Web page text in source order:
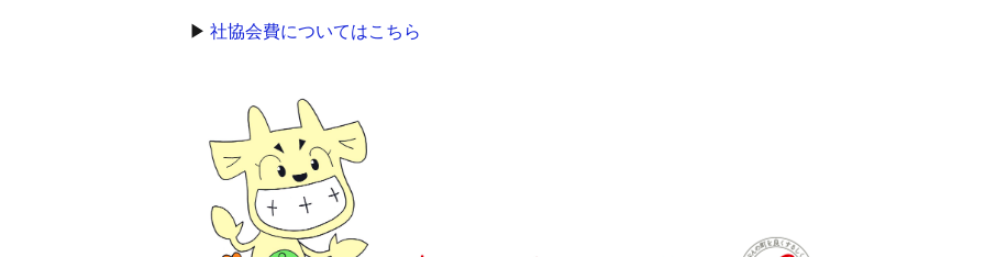
▶ 社協会費についてはこちら